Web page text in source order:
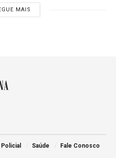
MAIS
Policial Saúde Fale Conosco